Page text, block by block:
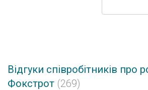
Відгуки співробітників про
Фокстрот (269)